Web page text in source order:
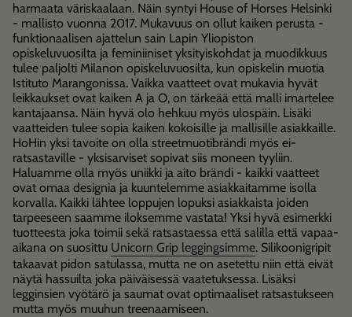
harmaata väriskaalaan. Näin syntyi House of Horses Helsinki
- mallisto vuonna 2017. Mukavuus on ollut kaiken perusta -
funktionaalisen ajattelun sain Lapin Yliopiston
opiskeluvuosilta ja feminiiniset yksityiskohdat ja muodikkuus
tulee paljolti Milanon opiskeluvuosilta, kun opiskelin muotia
Istituto Marangonissa. Vaikka vaatteet ovat mukavia hyvät
leikkaukset ovat kaiken A ja O, on tärkeää että malli imartelee
kantajaansa. Näin hyvä olo hehkuu myös ulospäin. Lisäki
vaatteiden tulee sopia kaiken kokoisille ja mallisille asiakkaille.
HoHin yksi tavoite on olla streetmuotibrändi myös ei-
ratsastaville - yksisarviset sopivat siis moneen tyyliin.
Haluamme olla myös uniikki ja aito brändi - kaikki vaatteet
ovat omaa designia ja kuuntelemme asiakkaitamme isolla
korvalla. Kaikki lähtee loppujen lopuksi asiakkaista joiden
tarpeeseen saamme iloksemme vastata! Yksi hyvä esimerkki
tuotteesta joka toimii sekä ratsastaessa että salilla että vapaa-
aikana on suosittu Unicorn Grip leggingsimme. Silikoonigripit
takaavat pidon satulassa, mutta ne on asetettu niin että eivät
näytä hassuilta joka päiväisessä vaatetuksessa. Lisäksi
legginsien vyötärö ja saumat ovat optimaaliset ratsastukseen
mutta myös muuhun treenaamiseen.